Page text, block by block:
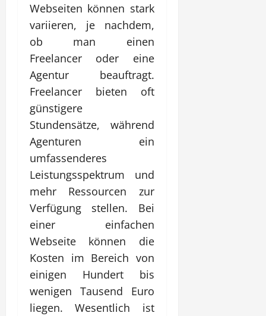
Webseiten können stark
variieren, je nachdem,
ob man einen
Freelancer oder eine
Agentur beauftragt.
Freelancer bieten oft
günstigere
Stundensätze, während
Agenturen ein
umfassenderes
Leistungsspektrum und
mehr Ressourcen zur
Verfügung stellen. Bei
einer einfachen
Webseite können die
Kosten im Bereich von
einigen Hundert bis
wenigen Tausend Euro
liegen. Wesentlich ist